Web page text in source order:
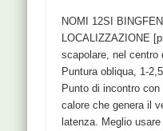
NOMI 12SI
LOCALIZZAZIONE
scapolare, nel centro
Puntura obliqua, 1-
Punto di incontro
calore che genera il
latenza. Meglio